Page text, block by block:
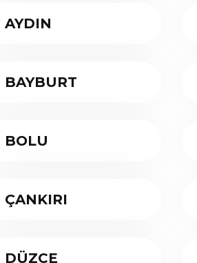
AYDIN
BAYBURT
BOLU
ÇANKIRI
DÜZCE